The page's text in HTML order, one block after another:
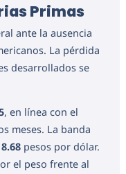
Primas
ante la ausencia
La pérdida
desarrollados se
, en línea con el
meses. La banda
pesos por dólar.
el peso frente al